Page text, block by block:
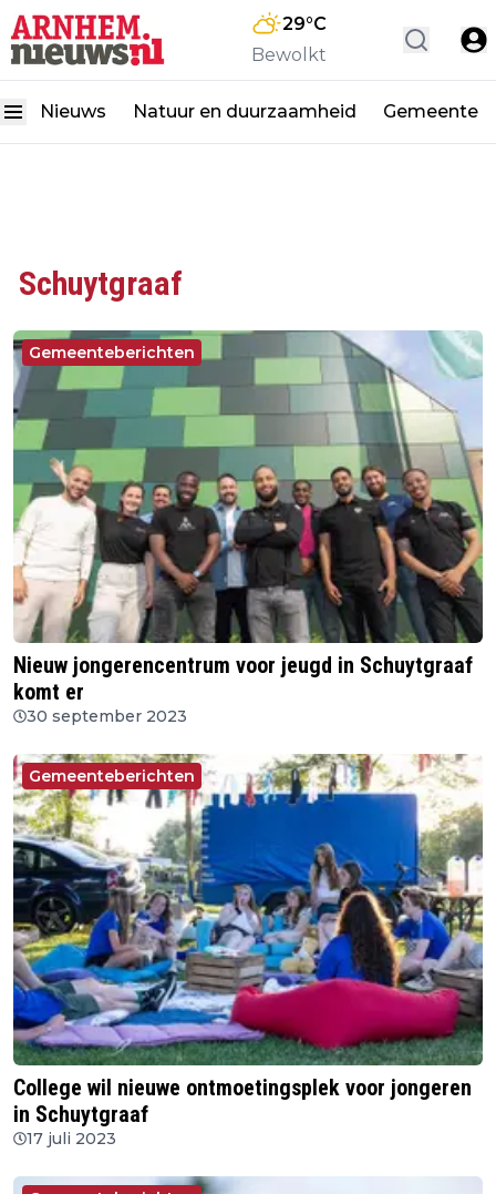
29°C
Bewolkt
Nieuws Natuur en duurzaamheid Gemeente
Schuytgraaf
Gemeenteberichten
Nieuw jongerencentrum voor jeugd in Schuytgraaf
komt er
30 september 2023
Gemeenteberichten
College wil nieuwe ontmoetingsplek voor jongeren
in Schuytgraaf
17 juli 2023